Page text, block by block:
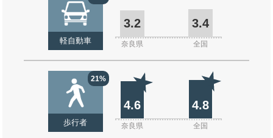
軽自動車
3.2 3.4
奈良県 全国
21%
歩行者
4.6 4.8
奈良県 全国